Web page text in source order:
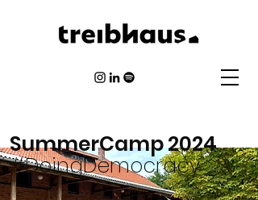
SummerCamp 2024
#DoingDemocracy